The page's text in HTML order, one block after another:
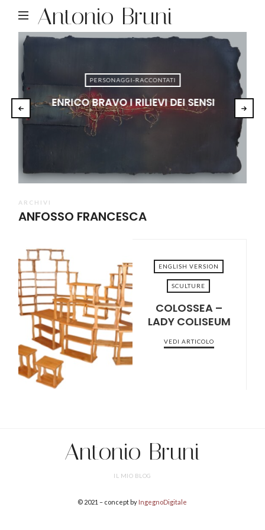
Antonio Bruni
PERSONAGGI-RACCONTATI
ENRICO BRAVO I RILIEVI DEI SENSI
ARCHIVI
ANFOSSO FRANCESCA
2022-04-25
ENGLISH VERSION
SCULTURE
COLOSSEA –
LADY COLISEUM
VEDI ARTICOLO
Antonio Bruni
IL MIO BLOG
© 2021 – concept by IngegnoDigitale